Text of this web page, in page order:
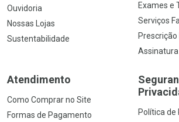
Ouvidoria
Nossas Lojas
Sustentabilidade
Exames e
Serviços
Prescrição
Assinatura
Atendimento
Como Comprar no Site
Formas de Pagamento
Política de